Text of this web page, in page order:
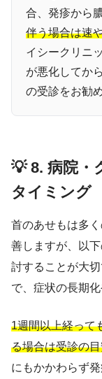
合、発疹から
伴う場合は速
イシークリニ
が悪化してか
の受診をお勧
💡 8. 病院・
タイミング
首のあせもは多
善しますが、以
討することが大
で、症状の長期
1週間以上経って
る場合は受診の
にもかかわらず